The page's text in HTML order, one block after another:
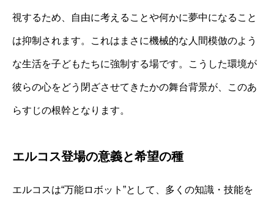
視するため、自由に考えることや何かに夢中になること
は抑制されます。これはまさに機械的な人間模倣のよう
な生活を子どもたちに強制する場です。こうした環境が
彼らの心をどう閉ざさせてきたかの舞台背景が、このあ
らすじの根幹となります。
エルコス登場の意義と希望の種
エルコスは“万能ロボット”として、多くの知識・技能を